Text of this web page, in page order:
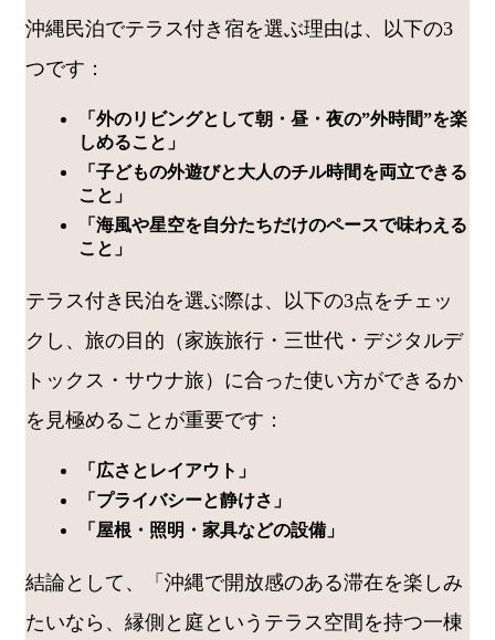
沖縄民泊でテラス付き宿を選ぶ理由は、以下の3
つです：
「外のリビングとして朝・昼・夜の”外時間”を楽
しめること」
「子どもの外遊びと大人のチル時間を両立できる
こと」
「海風や星空を自分たちだけのペースで味わえる
こと」
テラス付き民泊を選ぶ際は、以下の3点をチェッ
クし、旅の目的（家族旅行・三世代・デジタルデ
トックス・サウナ旅）に合った使い方ができるか
を見極めることが重要です：
「広さとレイアウト」
「プライバシーと静けさ」
「屋根・照明・家具などの設備」
結論として、「沖縄で開放感のある滞在を楽しみ
たいなら、縁側と庭というテラス空間を持つ一棟